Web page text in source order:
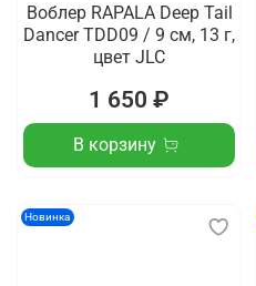
Воблер RAPALA Deep Tail
Dancer TDD09 / 9 см, 13 г,
цвет JLC
1 650 ₽
В корзину
Новинка